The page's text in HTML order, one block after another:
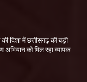
दिशा में छत्तीसगढ़ की बड़ी
अभियान को मिल रहा व्यापक